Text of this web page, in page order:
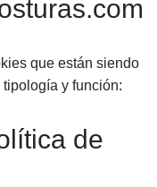
que están siendo
y función:
de